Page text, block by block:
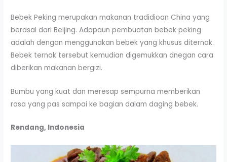
Bebek Peking merupakan makanan tradidioan China yang
berasal dari Beijing. Adapaun pembuatan bebek peking
adalah dengan menggunakan bebek yang khusus diternak.
Bebek ternak tersebut kemudian digemukkan dnegan cara
diberikan makanan bergizi.
Bumbu yang kuat dan meresap sempurna memberikan
rasa yang pas sampai ke bagian dalam daging bebek.
Rendang, Indonesia